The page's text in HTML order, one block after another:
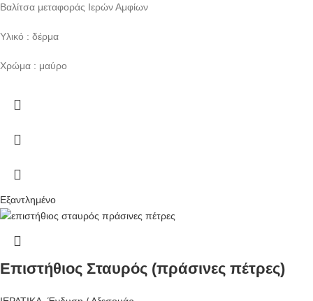
Βαλίτσα μεταφοράς Ιερών Αμφίων
Υλικό : δέρμα
Χρώμα : μαύρo
Εξαντλημένο
Επιστήθιος Σταυρός (πράσινες πέτρες)